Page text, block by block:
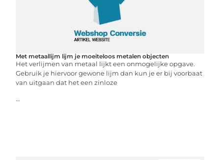
Met metaallijm lijm je moeiteloos metalen objecten
Het verlijmen van metaal lijkt een onmogelijke opgave.
Gebruik je hiervoor gewone lijm dan kun je er bij voorbaat
van uitgaan dat het een zinloze
...